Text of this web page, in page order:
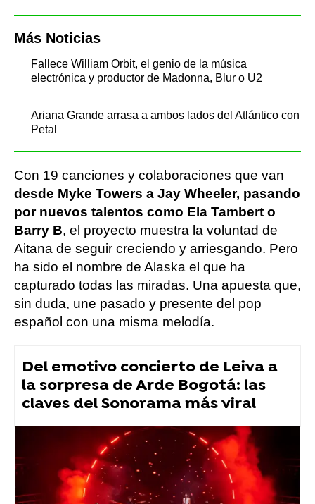
Más Noticias
Fallece William Orbit, el genio de la música
electrónica y productor de Madonna, Blur o U2
Ariana Grande arrasa a ambos lados del Atlántico con
Petal
Con 19 canciones y colaboraciones que van
desde Myke Towers a Jay Wheeler, pasando
por nuevos talentos como Ela Tambert o
Barry B, el proyecto muestra la voluntad de
Aitana de seguir creciendo y arriesgando. Pero
ha sido el nombre de Alaska el que ha
capturado todas las miradas. Una apuesta que,
sin duda, une pasado y presente del pop
español con una misma melodía.
Del emotivo concierto de Leiva a
la sorpresa de Arde Bogotá: las
claves del Sonorama más viral
Alaska
Flooxer Now » Música